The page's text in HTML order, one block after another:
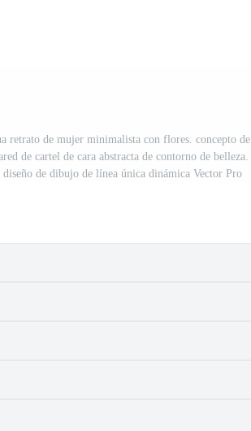
retrato de mujer minimalista con flores. concepto de
de cartel de cara abstracta de contorno de belleza.
de dibujo de línea única dinámica Vector Pro